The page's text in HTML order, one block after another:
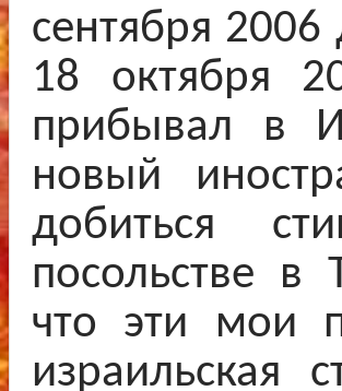
сентября
18 октября
прибывал в
новый
добиться
посольстве в
что эти мои
израильская